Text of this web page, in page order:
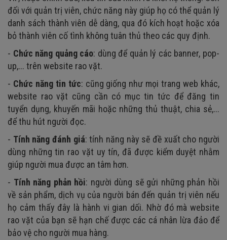
đối với quản trị viên, chức năng này giúp họ có thể quản lý
danh sách thành viên dễ dàng, qua đó kích hoạt hoặc xóa
bỏ thành viên cố tình không tuân thủ theo các quy định.
- Chức năng quảng cáo: dùng để quản lý các banner, pop-
up,... trên website rao vặt.
- Chức năng tin tức: cũng giống như mọi trang web khác,
website rao vặt cũng cần có mục tin tức để đăng tin
tuyển dụng, khuyến mãi hoặc những thủ thuật, chia sẻ,...
để thu hút người đọc.
- Tính năng đánh giá: tính năng này sẽ đề xuất cho người
dùng những tin rao vặt uy tín, đã được kiểm duyệt nhằm
giúp người mua được an tâm hơn.
- Tính năng phản hồi: người dùng sẽ gửi những phản hồi
về sản phẩm, dịch vụ của người bán đến quản trị viên nếu
họ cảm thấy đây là hành vi gian dối. Nhờ đó mà website
rao vặt của bạn sẽ hạn chế được các cá nhân lừa đảo để
bảo vệ cho người mua hàng.